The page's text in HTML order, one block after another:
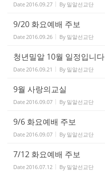
Date2016.09.27 By 밀알선교단
9/20 화요예배 주보
Date2016.09.26 By 밀알선교단
청년밀알 10월 일정입니다
Date2016.09.21 By 밀알선교단
9월 사랑의교실
Date2016.09.07 By 밀알선교단
9/6 화요예배 주보
Date2016.09.07 By 밀알선교단
7/12 화요예배 주보
Date2016.07.12 By 밀알선교단